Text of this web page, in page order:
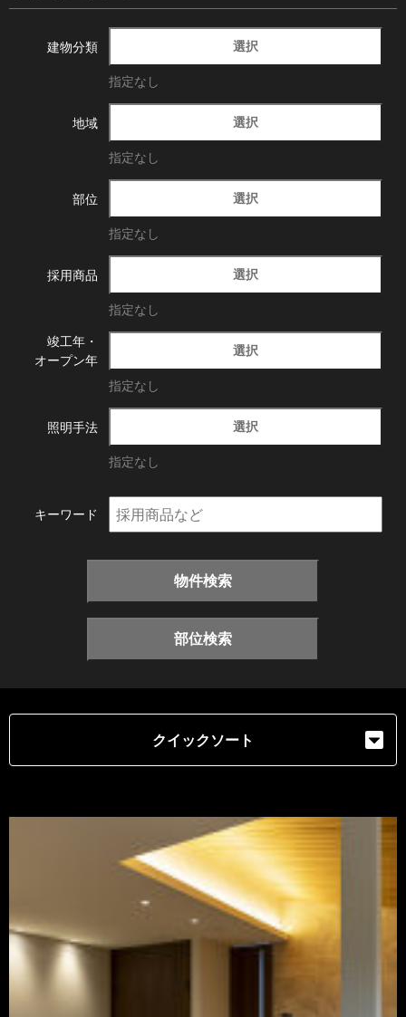
建物分類 選択
指定なし
地域 選択
指定なし
部位 選択
指定なし
採用商品 選択
指定なし
竣工年・
オープン年
選択
指定なし
照明手法 選択
指定なし
キーワード
物件検索
部位検索
クイックソート